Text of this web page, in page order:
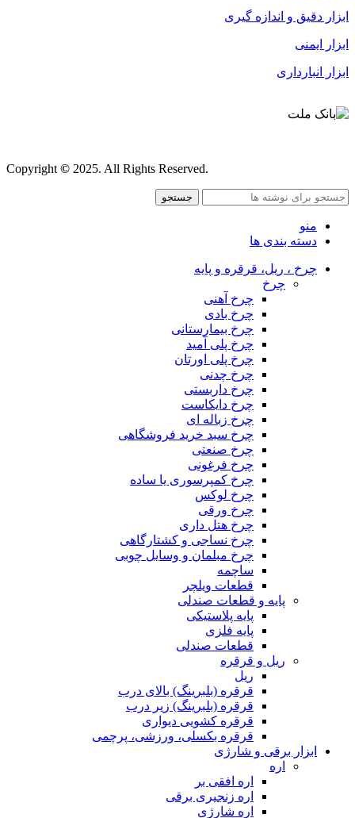
ابزار دقیق و اندازه گیری
ابزار ایمنی
ابزار انبارداری
Copyright© 2025. All Rights Reserved.
جستجو
منو
دسته بندی ها
چرخ ، ریل، قرقره و پایه
چرخ
چرخ آهنی
چرخ بادی
چرخ بیمارستانی
چرخ پلی آمید
چرخ پلی اورتان
چرخ چدنی
چرخ داربستی
چرخ دایکاست
چرخ زباله ای
چرخ سبد خرید فروشگاهی
چرخ صنعتی
چرخ فرغونی
چرخ کمپرسوری یا ساده
چرخ لوکس
چرخ ورقی
چرخ هتل داری
چرخ نساجی و کشتارگاهی
چرخ مبلمان و وسایل چوبی
ساچمه
قطعات ویلچر
پایه و قطعات صندلی
پایه پلاستیکی
پایه فلزی
قطعات صندلی
ریل و قرقره
ریل
قرقره (بلبرینگ) بالای درب
قرقره (بلبرینگ) زیر درب
قرقره کشویی دیواری
قرقره بکسلی، ورزشی، پرچمی
ابزار برقی و شارژی
اره
اره افقی بر
اره زنجیری برقی
اره شارژی